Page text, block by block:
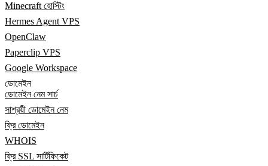
Minecraft হোস্টিং
Hermes Agent VPS
OpenClaw
Paperclip VPS
Google Workspace
ডোমেইন
ডোমেইন নেম সার্চ
সাশ্রয়ী ডোমেইন নেম
ফ্রি ডোমেইন
WHOIS
ফ্রি SSL সার্টিফিকেট